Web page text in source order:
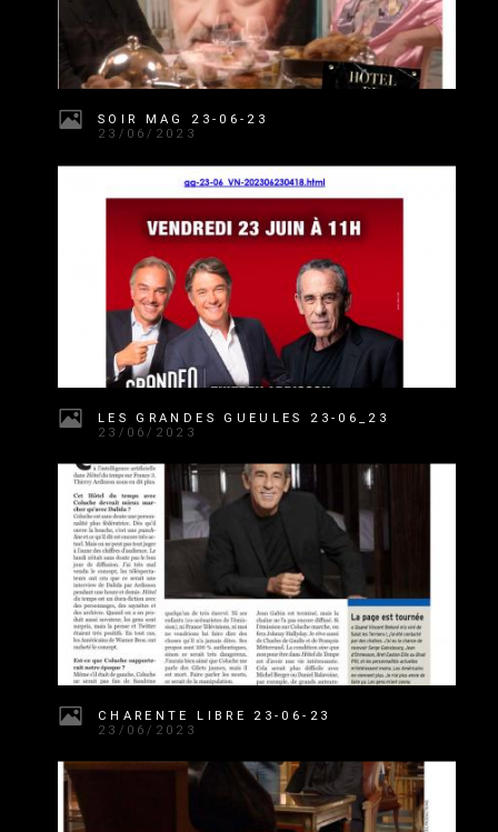
SOIR MAG 23-06-23
23/06/2023
LES GRANDES GUEULES 23-06_23
23/06/2023
CHARENTE LIBRE 23-06-23
23/06/2023